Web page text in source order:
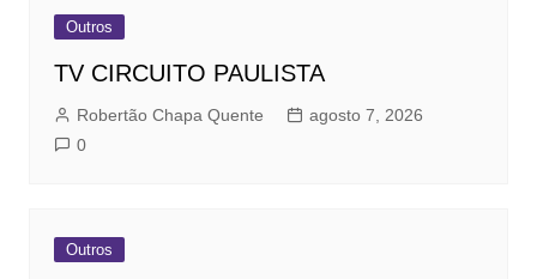
Outros
TV CIRCUITO PAULISTA
Robertão Chapa Quente
agosto 7, 2026
0
Outros